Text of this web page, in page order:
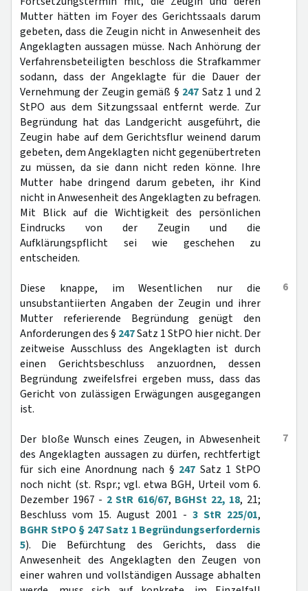
Mutter hätten im Foyer des Gerichtssaals darum
gebeten, dass die Zeugin nicht in Anwesenheit des
Angeklagten aussagen müsse. Nach Anhörung der
Verfahrensbeteiligten beschloss die Strafkammer
sodann, dass der Angeklagte für die Dauer der
Vernehmung der Zeugin gemäß § 247 Satz 1 und 2
StPO aus dem Sitzungssaal entfernt werde. Zur
Begründung hat das Landgericht ausgeführt, die
Zeugin habe auf dem Gerichtsflur weinend darum
gebeten, dem Angeklagten nicht gegenübertreten
zu müssen, da sie dann nicht reden könne. Ihre
Mutter habe dringend darum gebeten, ihr Kind
nicht in Anwesenheit des Angeklagten zu befragen.
Mit Blick auf die Wichtigkeit des persönlichen
Eindrucks von der Zeugin und die
Aufklärungspflicht sei wie geschehen zu
entscheiden.
6
Diese knappe, im Wesentlichen nur die
unsubstantiierten Angaben der Zeugin und ihrer
Mutter referierende Begründung genügt den
Anforderungen des § 247Satz 1 StPO hier nicht. Der
zeitweise Ausschluss des Angeklagten ist durch
einen Gerichtsbeschluss anzuordnen, dessen
Begründung zweifelsfrei ergeben muss, dass das
Gericht von zulässigen Erwägungen ausgegangen
ist.
7
Der bloße Wunsch eines Zeugen, in Abwesenheit
des Angeklagten aussagen zu dürfen, rechtfertigt
für sich eine Anordnung nach § 247 Satz 1 StPO
noch nicht (st. Rspr.; vgl. etwa BGH, Urteil vom 6.
Dezember 1967 - 2 StR 616/67, BGHSt 22, 18, 21;
Beschluss vom 15. August 2001 - 3 StR 225/01,
BGHR StPO § 247 Satz 1 Begründungserfordernis
5). Die Befürchtung des Gerichts, dass die
Anwesenheit des Angeklagten den Zeugen von
einer wahren und vollständigen Aussage abhalten